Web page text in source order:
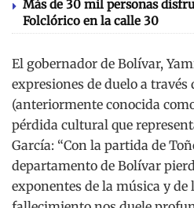
Más de 30 mil personas
Folclórico en la calle 30
El gobernador de Bolívar,
expresiones de duelo a través
(anteriormente conocida
pérdida cultural que
García: “Con la partida de
departamento de Bolívar
exponentes de la música y de